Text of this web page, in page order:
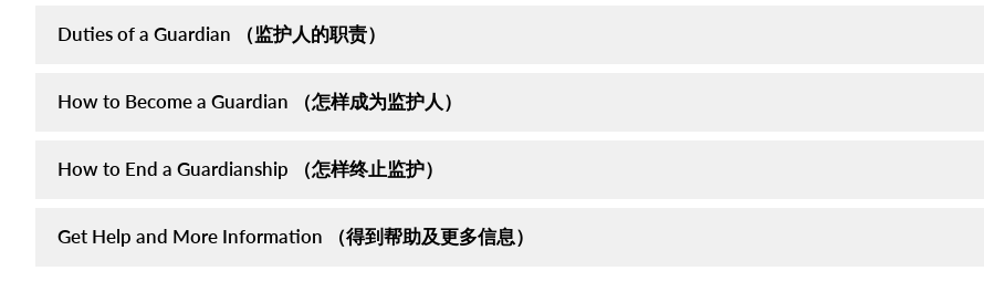
Duties of a Guardian （监护人的职责）
How to Become a Guardian （怎样成为监护人）
How to End a Guardianship （怎样终止监护）
Get Help and More Information （得到帮助及更多信息）